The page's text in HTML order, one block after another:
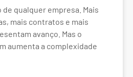
qualquer empresa. Mais
mais contratos e mais
avanço. Mas o
aumenta a complexidade